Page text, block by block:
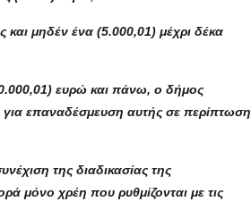
και μηδέν ένα (5.000,01) μέχρι δέκα
ευρώ και πάνω, ο δήμος
επαναδέσμευση αυτής σε περίπτωση
της διαδικασίας της
μόνο χρέη που ρυθμίζονται με τις